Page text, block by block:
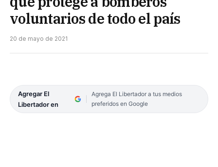
voluntarios de todo el país
20 de mayo de 2021
Agregar El
Libertador en
Agrega El Libertador a tus medios
preferidos en Google